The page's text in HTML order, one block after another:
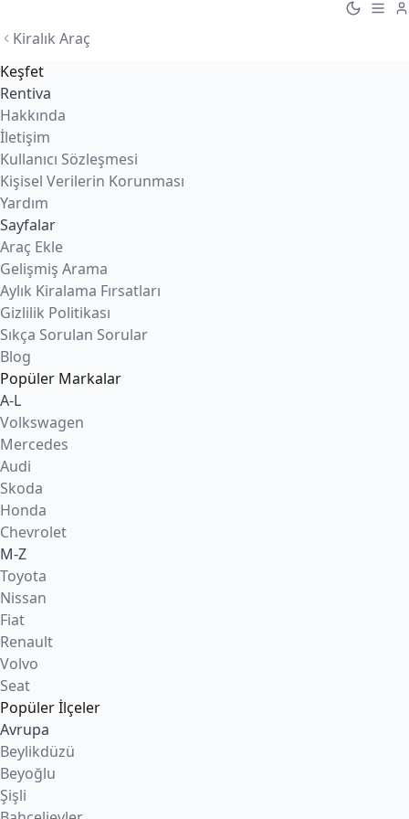
Kiralık Araç
Keşfet
Rentiva
Hakkında
İletişim
Kullanıcı Sözleşmesi
Kişisel Verilerin Korunması
Yardım
Sayfalar
Araç Ekle
Gelişmiş Arama
Aylık Kiralama Fırsatları
Gizlilik Politikası
Sıkça Sorulan Sorular
Blog
Popüler Markalar
A-L
Volkswagen
Mercedes
Audi
Skoda
Honda
Chevrolet
M-Z
Toyota
Nissan
Fiat
Renault
Volvo
Seat
Popüler İlçeler
Avrupa
Beylikdüzü
Beyoğlu
Şişli